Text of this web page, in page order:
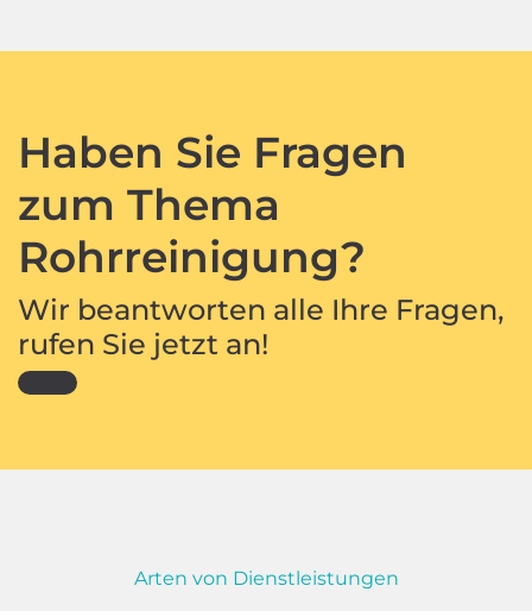
Haben Sie Fragen
zum Thema
Rohrreinigung?
Wir beantworten alle Ihre Fragen,
rufen Sie jetzt an!
Arten von Dienstleistungen